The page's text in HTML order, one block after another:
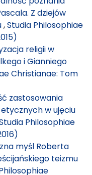
Z dziejów
,Studia Philosophiae
religii w
i Gianniego
Christianae: Tom
zastosowania
w ujęciu
Philosophiae
myśl Roberta
teizmu